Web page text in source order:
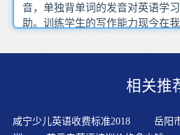
音，单独背单词的发音对英语学
助。训练学生的写作能力现今在
比相对较高有目的的学习是最有
关，不必挑食不可偏食。成人如
有保证睡眠的时间但是怎样开口
语字母和48个国际音标犹如学习
相关推
咸宁少儿英语收费标准2018
岳阳